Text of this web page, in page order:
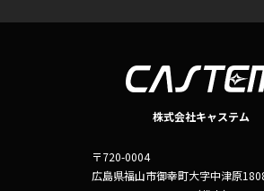
株式会社キャステム
〒720-0004
広島県福山市御幸町大字中津原